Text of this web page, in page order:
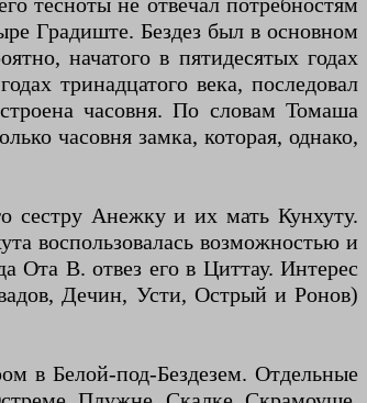
Градиште. Бездез был в основном
начатого в пятидесятых годах
тринадцатого века, последовал
часовня. По словам Томаша
часовня замка, которая, однако,
сестру Анежку и их мать Кунхуту.
воспользовалась возможностью и
Ота В. отвез его в Циттау. Интерес
Дечин, Усти, Острый и Ронов)
в Белой-под-Бездезем. Отдельные